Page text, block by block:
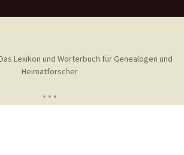
Lexikon und Wörterbuch für Genealogen und
Heimatforscher
* * *